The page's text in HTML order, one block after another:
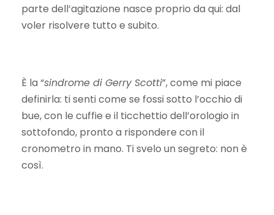
parte dell’agitazione nasce proprio da qui: dal
voler risolvere tutto e subito.
È la “sindrome di Gerry Scotti”, come mi piace
definirla: ti senti come se fossi sotto l’occhio di
bue, con le cuffie e il ticchettio dell’orologio in
sottofondo, pronto a rispondere con il
cronometro in mano. Ti svelo un segreto: non è
così.